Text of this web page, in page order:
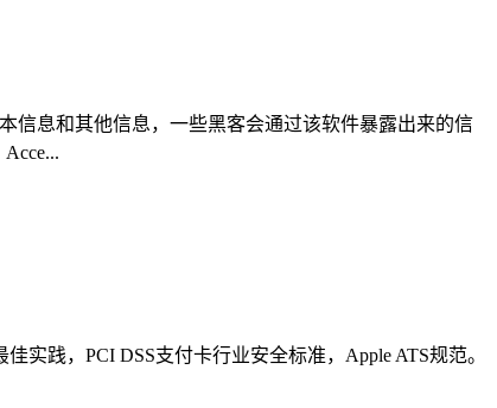
信息和其他信息，一些黑客会通过该软件暴露出来的信
实践，PCI DSS支付卡行业安全标准，Apple ATS规范。